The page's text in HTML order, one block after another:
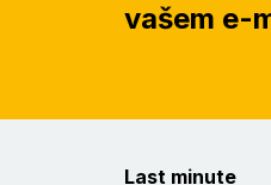
vašem e-
Last minute